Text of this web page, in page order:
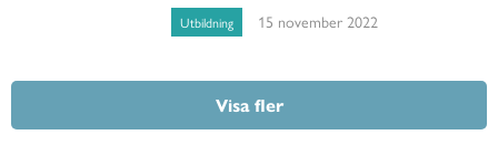
Utbildning 15 november 2022
Visa fler